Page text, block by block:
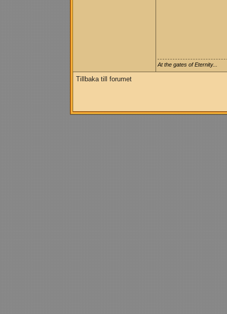
At the gates of Eternity...
Tillbaka till forumet